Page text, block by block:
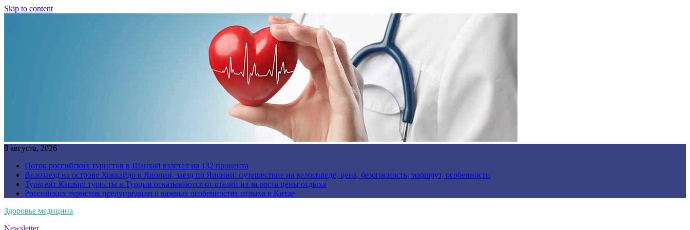
Skip to content
8 августа, 2026
Поток российских туристов в Шанхай взлетел на 132 процента
Велозаезд на острове Хоккайдо в Японии, заезд по Японии: путешествие на велосипеде, цена, безопасность, маршрут, особенности
Турагент Кашыр: туристы в Турции отказываются от отелей из-за роста цены отдыха
Российских туристов предупредили о важных особенностях отдыха в Китае
Здоровье медицина
Newsletter